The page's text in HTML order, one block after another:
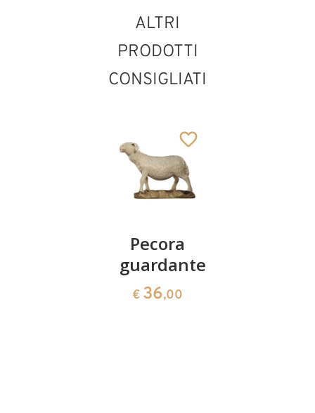
ALTRI
PRODOTTI
CONSIGLIATI
Pecora
guardante
€ 36,00